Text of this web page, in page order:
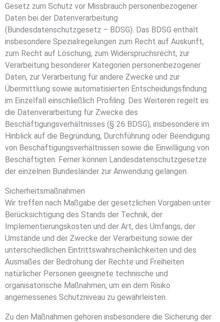
Gesetz zum Schutz vor Missbrauch personenbezogener
Daten bei der Datenverarbeitung
(Bundesdatenschutzgesetz – BDSG). Das BDSG enthält
insbesondere Spezialregelungen zum Recht auf Auskunft,
zum Recht auf Löschung, zum Widerspruchsrecht, zur
Verarbeitung besonderer Kategorien personenbezogener
Daten, zur Verarbeitung für andere Zwecke und zur
Übermittlung sowie automatisierten Entscheidungsfindung
im Einzelfall einschließlich Profiling. Des Weiteren regelt es
die Datenverarbeitung für Zwecke des
Beschäftigungsverhältnisses (§ 26 BDSG), insbesondere im
Hinblick auf die Begründung, Durchführung oder Beendigung
von Beschäftigungsverhältnissen sowie die Einwilligung von
Beschäftigten. Ferner können Landesdatenschutzgesetze
der einzelnen Bundesländer zur Anwendung gelangen.
Sicherheitsmaßnahmen
Wir treffen nach Maßgabe der gesetzlichen Vorgaben unter
Berücksichtigung des Stands der Technik, der
Implementierungskosten und der Art, des Umfangs, der
Umstände und der Zwecke der Verarbeitung sowie der
unterschiedlichen Eintrittswahrscheinlichkeiten und des
Ausmaßes der Bedrohung der Rechte und Freiheiten
natürlicher Personen geeignete technische und
organisatorische Maßnahmen, um ein dem Risiko
angemessenes Schutzniveau zu gewährleisten.
Zu den Maßnahmen gehören insbesondere die Sicherung der